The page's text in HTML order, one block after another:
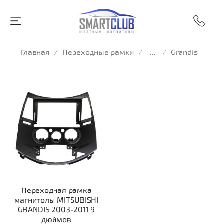
Главная Переходные рамки ... Grandis
Переходная рамка
магнитолы MITSUBISHI
GRANDIS 2003-2011 9
дюймов